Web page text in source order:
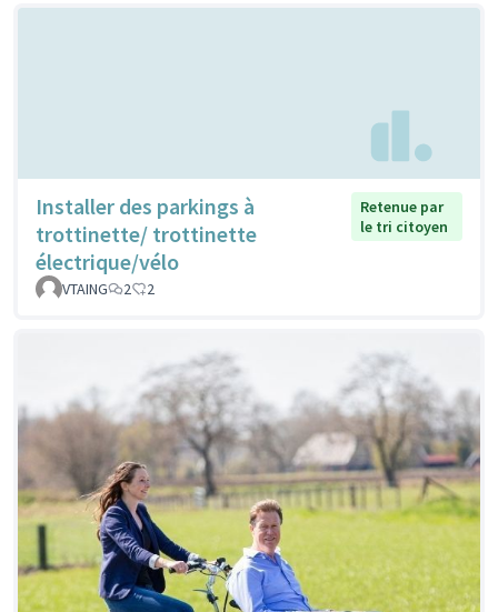
Installer des parkings à
trottinette/ trottinette
électrique/vélo
Retenue par
le tri citoyen
VTAING 2 2